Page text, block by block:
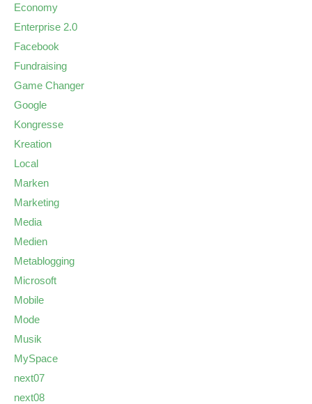
Economy
Enterprise 2.0
Facebook
Fundraising
Game Changer
Google
Kongresse
Kreation
Local
Marken
Marketing
Media
Medien
Metablogging
Microsoft
Mobile
Mode
Musik
MySpace
next07
next08